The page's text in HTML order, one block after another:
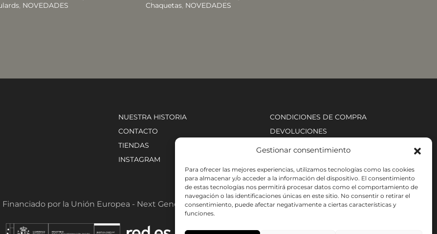
Gestionar consentimiento
Para ofrecer las mejores experiencias, utilizamos tecnologías como las cookies
para almacenar y/o acceder a la información del dispositivo. El consentimiento
de estas tecnologías nos permitirá procesar datos como el comportamiento de
navegación o las identificaciones únicas en este sitio. No consentir o retirar el
consentimiento, puede afectar negativamente a ciertas características y
funciones.
, NOVEDADES
Chaquetas, NOVEDADES
NUESTRA HISTORIA
CONTACTO
TIENDAS
INSTAGRAM
CONDICIONES DE COMPRA
DEVOLUCIONES
AVISO LEGAL
Financiado por la Unión Europea - Next Generation EU